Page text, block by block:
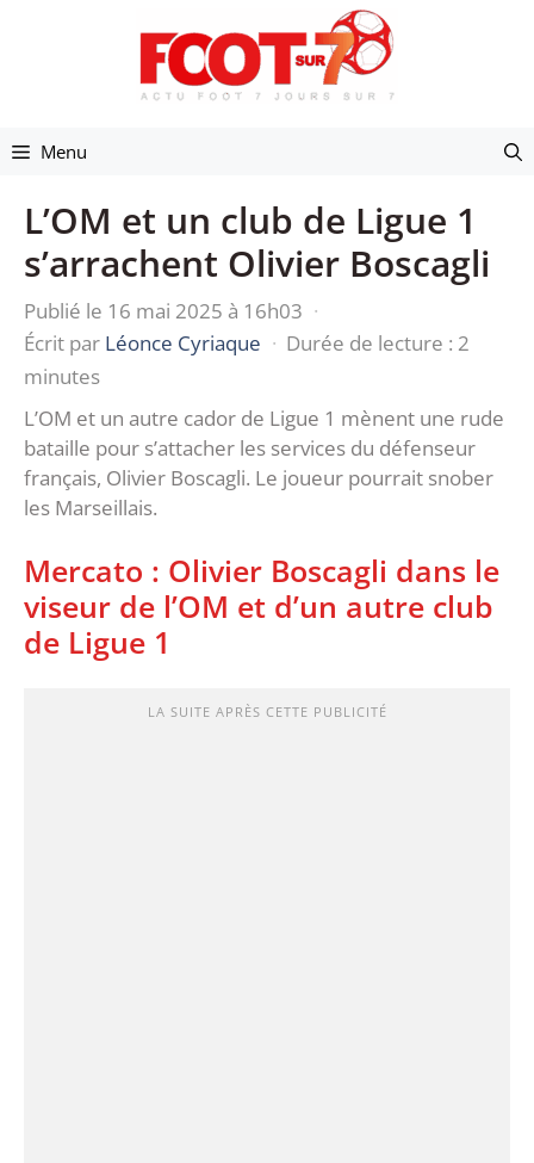
Menu
L’OM et un club de Ligue 1
s’arrachent Olivier Boscagli
Publié le 16 mai 2025 à 16h03 ·
Écrit par Léonce Cyriaque · Durée de lecture : 2
minutes
L’OM et un autre cador de Ligue 1 mènent une rude
bataille pour s’attacher les services du défenseur
français, Olivier Boscagli. Le joueur pourrait snober
les Marseillais.
Mercato : Olivier Boscagli dans le
viseur de l’OM et d’un autre club
de Ligue 1
LA SUITE APRÈS CETTE PUBLICITÉ